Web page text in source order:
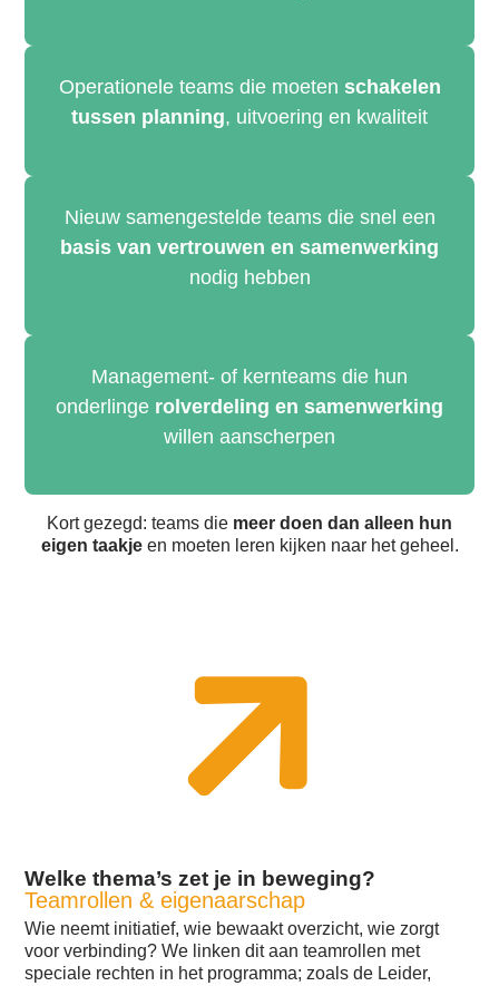
Operationele teams die moeten schakelen
tussen planning, uitvoering en kwaliteit
Nieuw samengestelde teams die snel een
basis van vertrouwen en samenwerking
nodig hebben
Management- of kernteams die hun
onderlinge rolverdeling en samenwerking
willen aanscherpen
Kort gezegd: teams die meer doen dan alleen hun
eigen taakjeen moeten leren kijken naar het geheel.
Welke thema’s zet je in beweging?
Teamrollen & eigenaarschap
Wie neemt initiatief, wie bewaakt overzicht, wie zorgt
voor verbinding? We linken dit aan teamrollen met
speciale rechten in het programma; zoals de Leider,